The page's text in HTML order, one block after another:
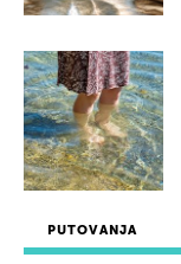
PUTOVANJA